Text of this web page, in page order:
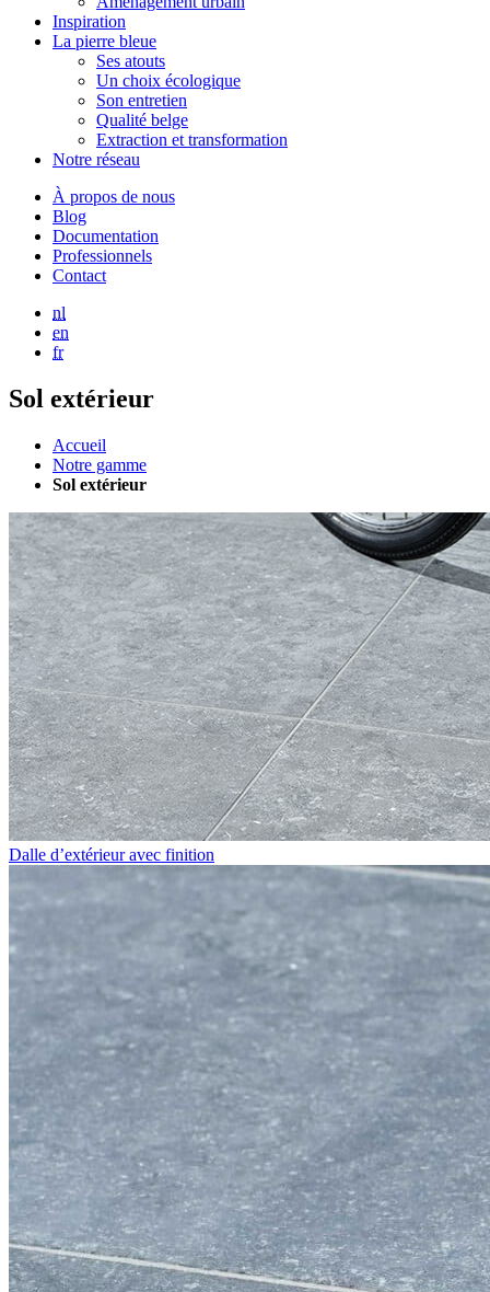
Inspiration
La pierre bleue
Ses atouts
Un choix écologique
Son entretien
Qualité belge
Extraction et transformation
Notre réseau
À propos de nous
Blog
Documentation
Professionnels
Contact
nl
en
fr
Sol extérieur
Accueil
Notre gamme
Sol extérieur
Dalle d’extérieur avec finition